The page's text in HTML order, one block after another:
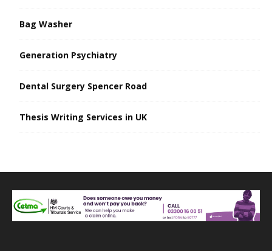
Bag Washer
Generation Psychiatry
Dental Surgery Spencer Road
Thesis Writing Services in UK